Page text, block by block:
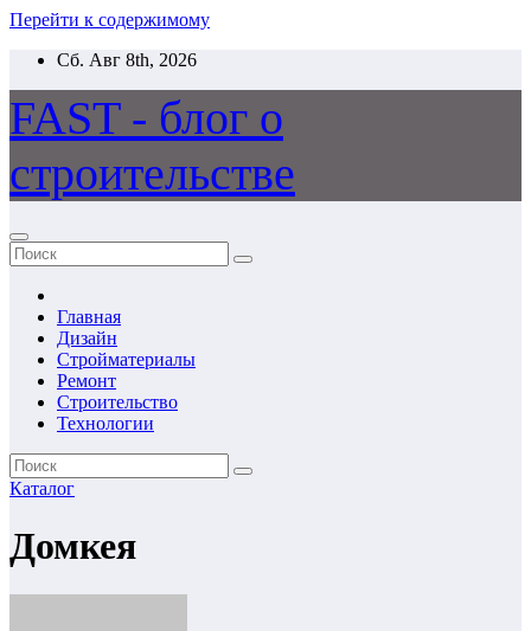
Перейти к содержимому
Сб. Авг 8th, 2026
FAST - блог о
строительстве
Главная
Дизайн
Стройматериалы
Ремонт
Строительство
Технологии
Каталог
Домкея